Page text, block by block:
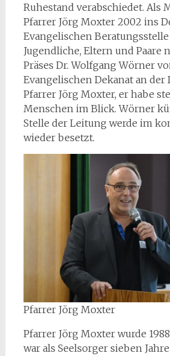
Ruhestand verabschiedet. Als
Pfarrer Jörg Moxter 2002 ins
Evangelischen
Jugendliche, Eltern und Paare
Präses Dr. Wolfgang Wörner
Evangelischen Dekanat an
Pfarrer Jörg Moxter, er habe
Menschen im Blick. Wörner
Stelle der Leitung werde im
wieder besetzt.
Pfarrer Jörg Moxter
Pfarrer Jörg Moxter wurde
war als Seelsorger sieben